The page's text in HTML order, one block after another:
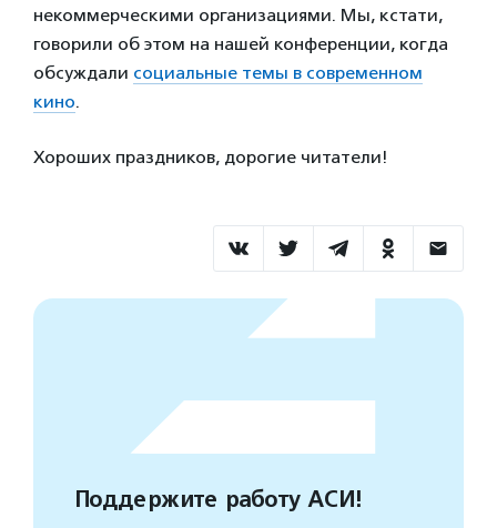
некоммерческими организациями. Мы, кстати,
говорили об этом на нашей конференции, когда
обсуждали социальные темы в современном
кино.
Хороших праздников, дорогие читатели!
Поддержите работу АСИ!